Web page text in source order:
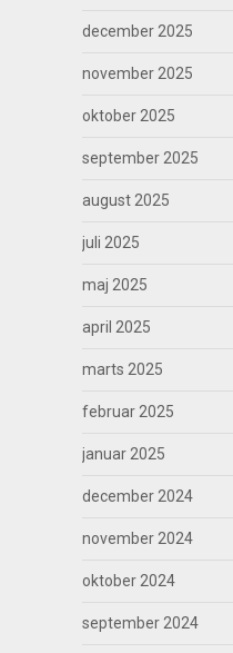
december 2025
november 2025
oktober 2025
september 2025
august 2025
juli 2025
maj 2025
april 2025
marts 2025
februar 2025
januar 2025
december 2024
november 2024
oktober 2024
september 2024